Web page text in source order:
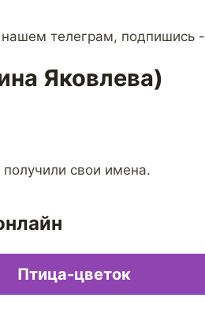
телеграм, подпишись -
Яковлева)
свои имена.
Птица-цветок